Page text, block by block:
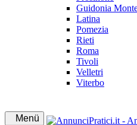
Guidonia
Latina
Pomezia
Rieti
Roma
Tivoli
Velletri
Viterbo
Menü